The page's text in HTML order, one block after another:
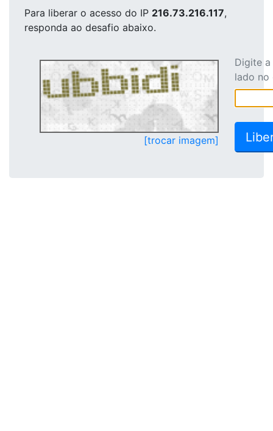
Para liberar o acesso do IP 216.73.216.117,
responda ao desafio abaixo.
[trocar imagem]
Digite
lado no